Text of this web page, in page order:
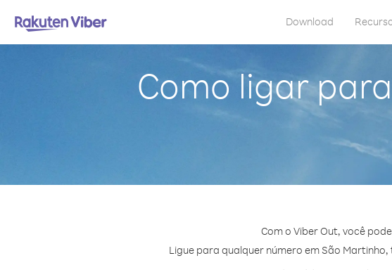
Download
Como ligar
Com o Viber Out, você
Ligue para qualquer número em São